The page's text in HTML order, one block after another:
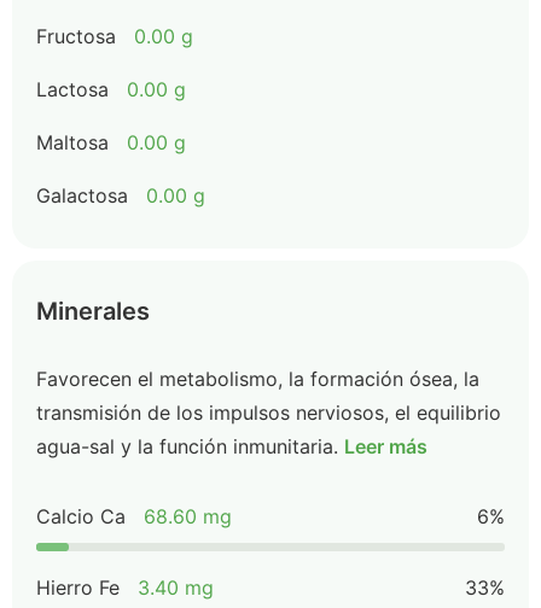
Fructosa 0.00 g
Lactosa 0.00 g
Maltosa 0.00 g
Galactosa 0.00 g
Minerales
Favorecen el metabolismo, la formación ósea, la
transmisión de los impulsos nerviosos, el equilibrio
agua-sal y la función inmunitaria. Leer más
Calcio Ca 68.60 mg 6%
Hierro Fe 3.40 mg 33%